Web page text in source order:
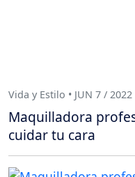
Vida y Estilo • JUN 7 / 2022
Maquilladora
cuidar tu cara